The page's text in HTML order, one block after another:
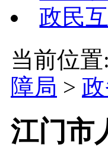
政民
当前位置:
障局 >
江门市